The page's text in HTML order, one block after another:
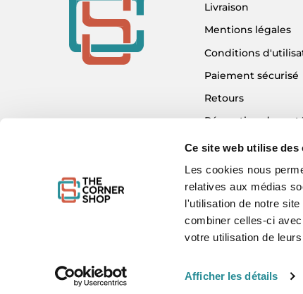
Ce site web utilise des
Les cookies nous
relatives aux médias
l'utilisation de notre
combiner celles-ci
votre utilisation de
Afficher les détails
Livraison
Mentions légales
Conditions
Paiement sécurisé
Retours
Réparation de
Détaxe - Tax
Garantie & SAV
Plan du site
Mon compte
Nous contacter